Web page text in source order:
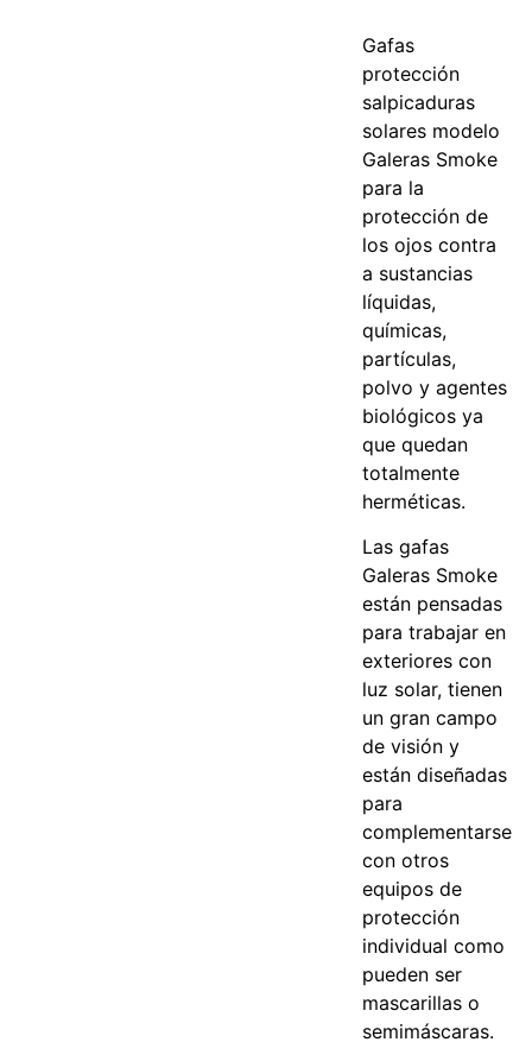
Gafas
protección
salpicaduras
solares modelo
Galeras Smoke
para la
protección de
los ojos contra
a sustancias
líquidas,
químicas,
partículas,
polvo y agentes
biológicos ya
que quedan
totalmente
herméticas.
Las gafas
Galeras Smoke
están pensadas
para trabajar en
exteriores con
luz solar, tienen
un gran campo
de visión y
están diseñadas
para
complementarse
con otros
equipos de
protección
individual como
pueden ser
mascarillas o
semimáscaras.